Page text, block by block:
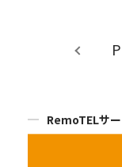
RemoTELサ